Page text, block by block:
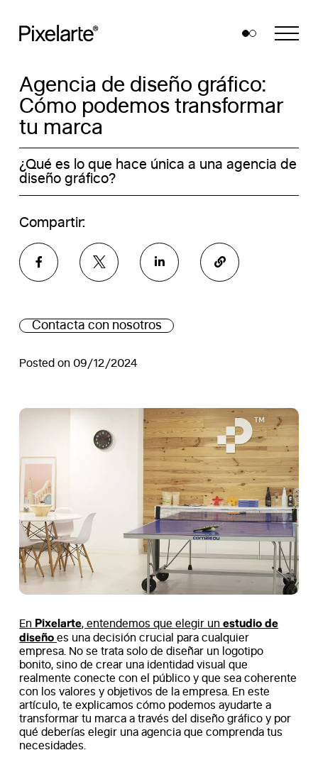
content
Agencia de diseño gráfico:
Cómo podemos transformar
tu marca
¿Qué es lo que hace única a una agencia de
diseño gráfico?
Compartir:
Contacta con nosotros
Posted on 09/12/2024
En Pixelarte, entendemos que elegir unestudio de
diseño es una decisión crucial para cualquier
empresa. No se trata solo de diseñar un logotipo
bonito, sino de crear una identidad visual que
realmente conecte con el público y que sea coherente
con los valores y objetivos de la empresa. En este
artículo, te explicamos cómo podemos ayudarte a
transformar tu marca a través del diseño gráfico y por
qué deberías elegir una agencia que comprenda tus
necesidades.